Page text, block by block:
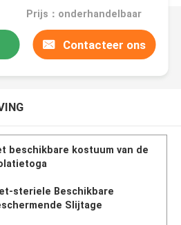
Prijs：onderhandelbaar
Contacteer ons
beschikbare kostuum van de
steriele Beschikbare
Slijtage